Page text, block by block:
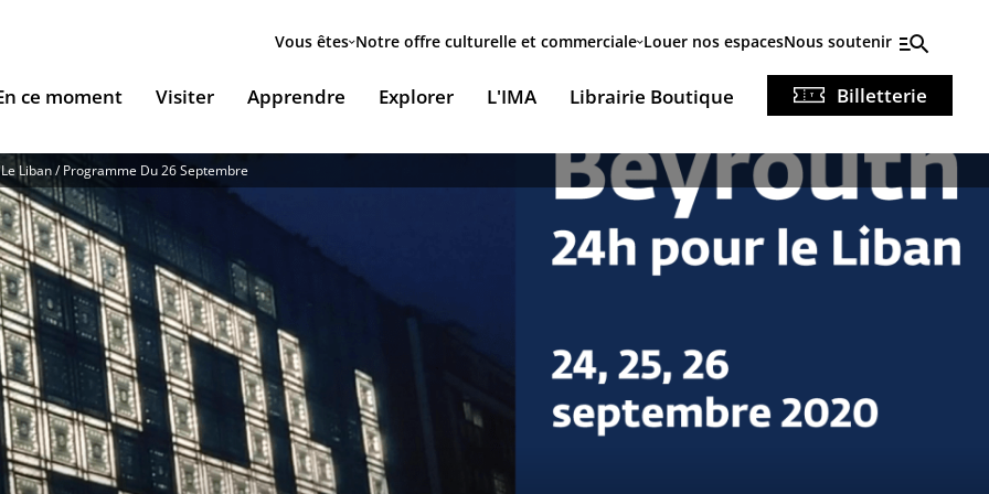
secondaire
Vous êtes Notre offre culturelle et commerciale Louer nos espacesNous soutenir
ce moment
LES RENDEZ-VOUS
Les Jeudis de l’IMA
Ici & Maintenant
Falsafa I Les RDV de la philosophie arabe
Les Samedis de la poésie
Rencontres littéraires de l’IMA
Les escales musicales du musée
Visiter
ACCUEILLENT
Shahid
Café littéraire et self
Apprendre
& PÉDAGOGIE
le monde arabe
pédagogiques
documentaires
le portail documentaire de l'IMA
/ Emprunter des livres et des médias à la
de l'IMA
Explorer L'IMA
Accueillir nos expositions / Host our exhibitions
Ingénierie culturelle
Documents institutionnels
Nous rejoindre / Carrières
Mécènes et sponsors
Nous contacter
Librairie Boutique Billetterie
Liban / Programme Du 26 Septembre